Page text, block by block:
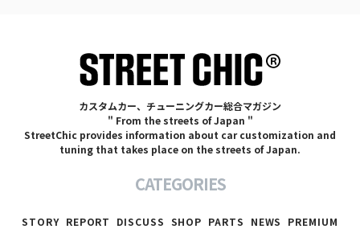
カスタムカー、チューニングカー総合マガジン
" From the streets of Japan "
StreetChic provides information about car customization and
tuning that takes place on the streets of Japan.
CATEGORIES
STORY REPORT DISCUSS SHOP PARTS NEWS PREMIUM